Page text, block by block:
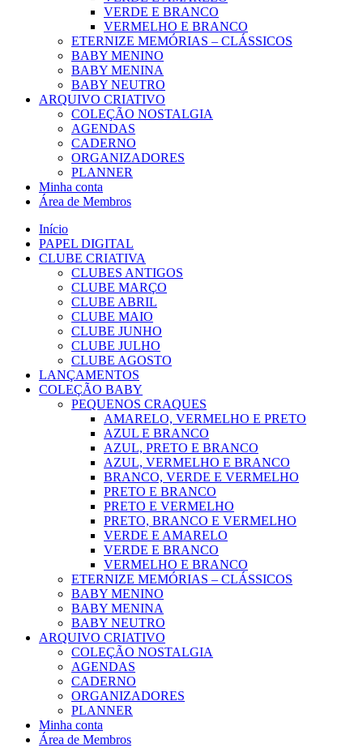
VERDE E BRANCO
VERMELHO E BRANCO
ETERNIZE MEMÓRIAS – CLÁSSICOS
BABY MENINO
BABY MENINA
BABY NEUTRO
ARQUIVO CRIATIVO
COLEÇÃO NOSTALGIA
AGENDAS
CADERNO
ORGANIZADORES
PLANNER
Minha conta
Área de Membros
Início
PAPEL DIGITAL
CLUBE CRIATIVA
CLUBES ANTIGOS
CLUBE MARÇO
CLUBE ABRIL
CLUBE MAIO
CLUBE JUNHO
CLUBE JULHO
CLUBE AGOSTO
LANÇAMENTOS
COLEÇÃO BABY
PEQUENOS CRAQUES
AMARELO, VERMELHO E PRETO
AZUL E BRANCO
AZUL, PRETO E BRANCO
AZUL, VERMELHO E BRANCO
BRANCO, VERDE E VERMELHO
PRETO E BRANCO
PRETO E VERMELHO
PRETO, BRANCO E VERMELHO
VERDE E AMARELO
VERDE E BRANCO
VERMELHO E BRANCO
ETERNIZE MEMÓRIAS – CLÁSSICOS
BABY MENINO
BABY MENINA
BABY NEUTRO
ARQUIVO CRIATIVO
COLEÇÃO NOSTALGIA
AGENDAS
CADERNO
ORGANIZADORES
PLANNER
Minha conta
Área de Membros